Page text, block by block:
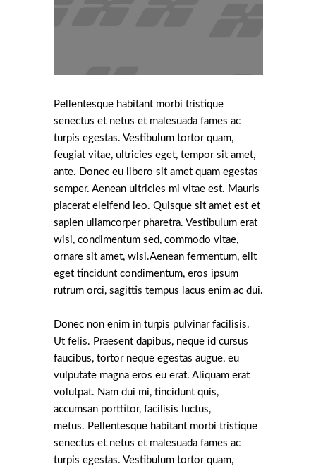
Pellentesque habitant morbi tristique
senectus et netus et malesuada fames ac
turpis egestas. Vestibulum tortor quam,
feugiat vitae, ultricies eget, tempor sit amet,
ante. Donec eu libero sit amet quam egestas
semper. Aenean ultricies mi vitae est. Mauris
placerat eleifend leo. Quisque sit amet est et
sapien ullamcorper pharetra. Vestibulum erat
wisi, condimentum sed, commodo vitae,
ornare sit amet, wisi.Aenean fermentum, elit
eget tincidunt condimentum, eros ipsum
rutrum orci, sagittis tempus lacus enim ac dui.
Donec non enim in turpis pulvinar facilisis.
Ut felis. Praesent dapibus, neque id cursus
faucibus, tortor neque egestas augue, eu
vulputate magna eros eu erat. Aliquam erat
volutpat. Nam dui mi, tincidunt quis,
accumsan porttitor, facilisis luctus,
metus. Pellentesque habitant morbi tristique
senectus et netus et malesuada fames ac
turpis egestas. Vestibulum tortor quam,